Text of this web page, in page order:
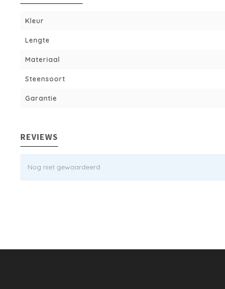
Kleur
Lengte
Materiaal
Steensoort
Garantie
REVIEWS
Nog niet gewaardeerd